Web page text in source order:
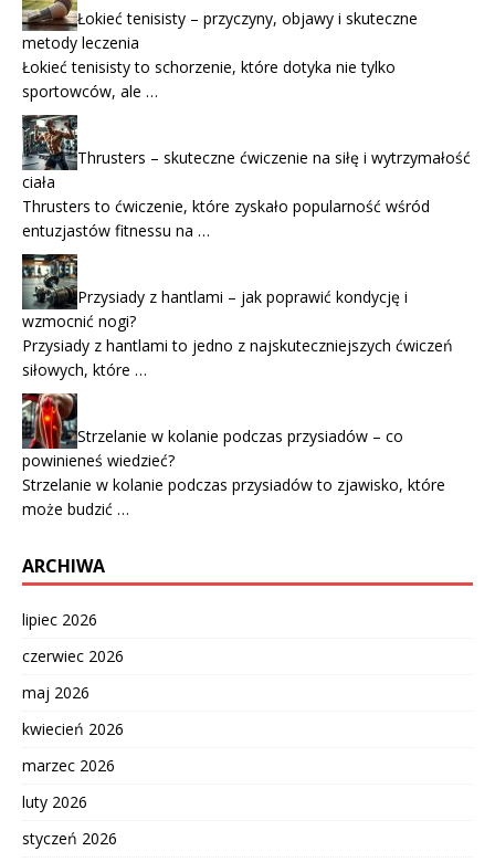
Łokieć tenisisty – przyczyny, objawy i skuteczne
metody leczenia
Łokieć tenisisty to schorzenie, które dotyka nie tylko
sportowców, ale …
Thrusters – skuteczne ćwiczenie na siłę i wytrzymałość
ciała
Thrusters to ćwiczenie, które zyskało popularność wśród
entuzjastów fitnessu na …
Przysiady z hantlami – jak poprawić kondycję i
wzmocnić nogi?
Przysiady z hantlami to jedno z najskuteczniejszych ćwiczeń
siłowych, które …
Strzelanie w kolanie podczas przysiadów – co
powinieneś wiedzieć?
Strzelanie w kolanie podczas przysiadów to zjawisko, które
może budzić …
ARCHIWA
lipiec 2026
czerwiec 2026
maj 2026
kwiecień 2026
marzec 2026
luty 2026
styczeń 2026